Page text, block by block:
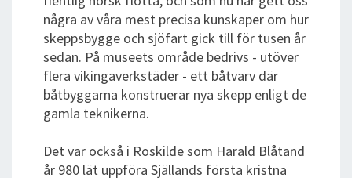
några av våra mest precisa kunskaper om hur
skeppsbygge och sjöfart gick till för tusen år
sedan. På museets område bedrivs - utöver
flera vikingaverkstäder - ett båtvarv där
båtbyggarna konstruerar nya skepp enligt de
gamla teknikerna.
Det var också i Roskilde som Harald Blåtand
år 980 lät uppföra Själlands första kristna